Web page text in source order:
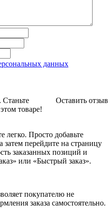
данных
Оставить отзыв
Станьте
товаре!
легко. Просто добавьте
перейдите на страницу
заказанных позиций и
или «Быстрый заказ».
покупателю не
заказа самостоятельно.